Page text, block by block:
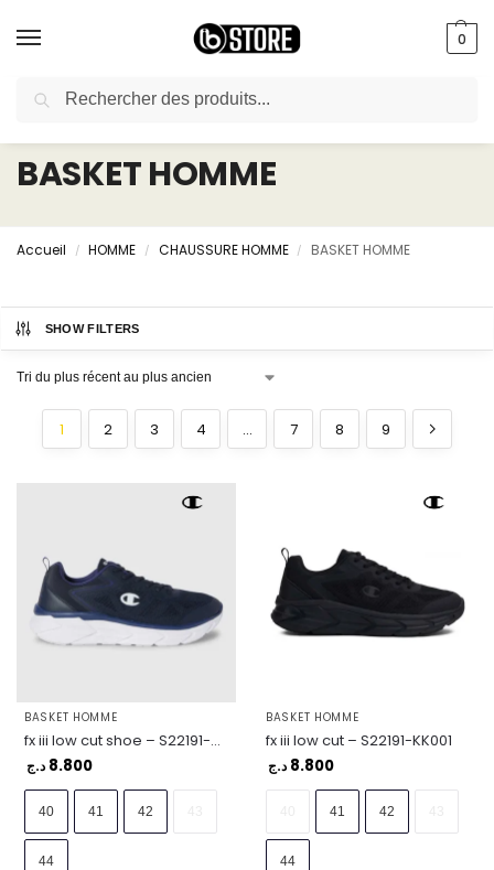
0
livraison gratuite au bureau dès 10000 DA avec paiement en ligne
BASKET HOMME
Accueil / HOMME / CHAUSSURE HOMME / BASKET HOMME
SHOW FILTERS
1 2 3 4 … 7 8 9
BASKET HOMME
fx iii low cut shoe – S22191-BS522
8.800 د.ج
40 41 42
44
BASKET HOMME
fx iii low cut – S22191-KK001
8.800 د.ج
41 42
44